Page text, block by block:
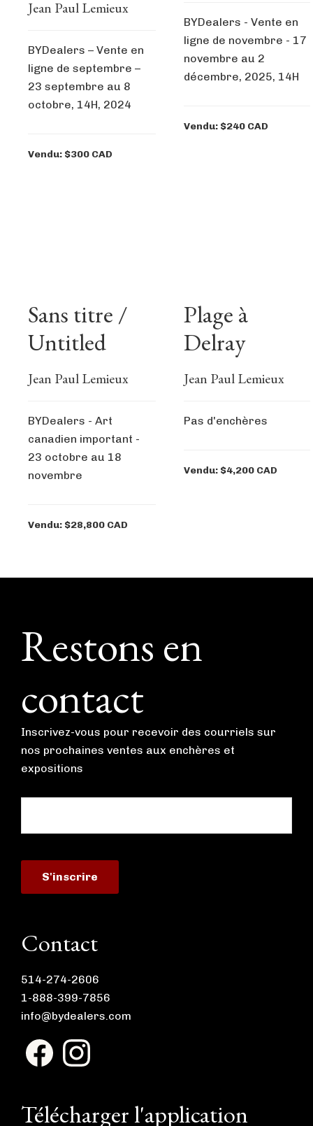
Jean Paul Lemieux
BYDealers – Vente en
ligne de septembre –
23 septembre au 8
octobre, 14H, 2024
Vendu: $300 CAD
BYDealers - Vente en
ligne de novembre - 17
novembre au 2
décembre, 2025, 14H
Vendu: $240 CAD
Sans titre /
Untitled
Jean Paul Lemieux
BYDealers - Art
canadien important -
23 octobre au 18
novembre
Vendu: $28,800 CAD
Plage à
Delray
Jean Paul Lemieux
Pas d'enchères
Vendu: $4,200 CAD
Footer
Restons en
contact
Inscrivez-vous pour recevoir des courriels sur
nos prochaines ventes aux enchères et
expositions
Contact
514-274-2606
1-888-399-7856
info@bydealers.com
F
a
o
o
I
n
g
r
Télécharger l'application